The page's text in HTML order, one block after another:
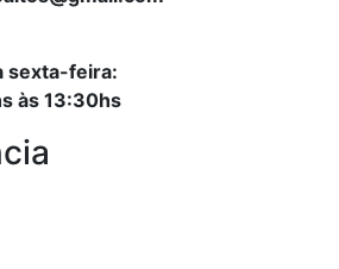
sexta-feira:
às 13:30hs